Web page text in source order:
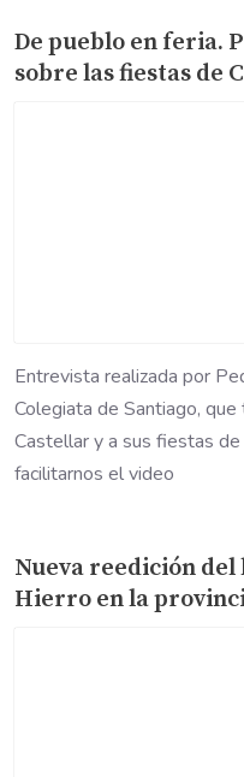
De pueblo en feria.
sobre las fiestas de
Entrevista realizada por
Colegiata de Santiago,
Castellar y a sus fiestas
facilitarnos el video
Nueva reedición del
Hierro en la